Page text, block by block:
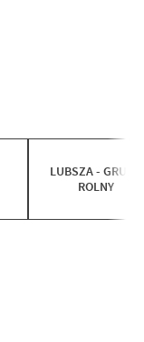
LUBSZA - GRUNT
ROLNY